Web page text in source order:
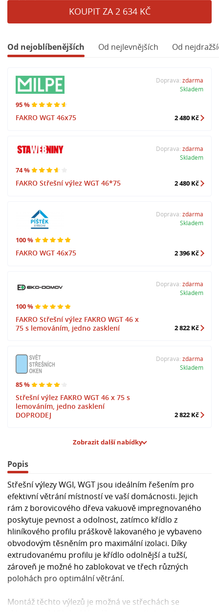
KOUPIT ZA 2 634 KČ
Od nejoblíbenějších Od nejlevnějších Od
95 %
FAKRO WGT 46x75
Doprava: zdarma
Skladem
2 480 Kč
74 %
FAKRO Střešní výlez WGT 46*75
Doprava: zdarma
Skladem
2 480 Kč
100 %
FAKRO WGT 46x75
Doprava: zdarma
Skladem
2 396 Kč
100 %
FAKRO Střešní výlez FAKRO WGT 46 x
75 s lemováním, jedno zasklení
Doprava: zdarma
Skladem
2 822 Kč
85 %
Střešní výlez FAKRO WGT 46 x 75 s
lemováním, jedno zasklení
DOPRODEJ
Doprava: zdarma
Skladem
2 822 Kč
Zobrazit další nabídky
Popis
Střešní výlezy WGI, WGT jsou ideálním řešením pro
efektivní větrání místností ve vaší domácnosti. Jejich
rám z borovicového dřeva vakuově impregnovaného
poskytuje pevnost a odolnost, zatímco křídlo z
hliníkového profilu práškově lakovaného je vybaveno
obvodovým těsněním pro maximální izolaci. Díky
extrudovanému profilu je křídlo odolnější a tužší,
zároveň je možné ho zablokovat ve třech různých
polohách pro optimální větrání.
Montáž těchto výlezů je možná ve střechách se